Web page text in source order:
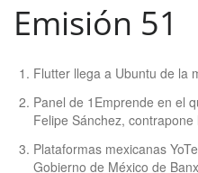
Emisión 51
Flutter llega a Ubuntu de la
Panel de 1Emprende en el
Felipe Sánchez,
Plataformas mexicanas
Gobierno de México de